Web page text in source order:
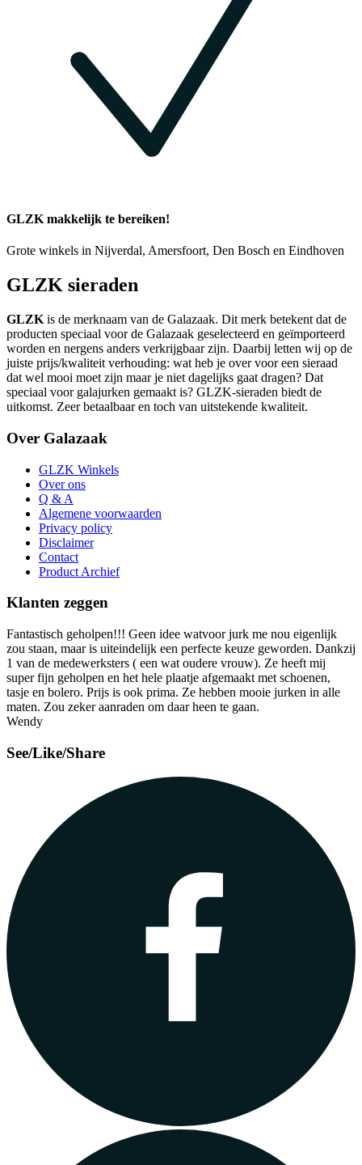
GLZK makkelijk te bereiken!
Grote winkels in Nijverdal, Amersfoort, Den Bosch en Eindhoven
GLZK sieraden
GLZK is de merknaam van de Galazaak. Dit merk betekent dat de
producten speciaal voor de Galazaak geselecteerd en geïmporteerd
worden en nergens anders verkrijgbaar zijn. Daarbij letten wij op de
juiste prijs/kwaliteit verhouding: wat heb je over voor een sieraad
dat wel mooi moet zijn maar je niet dagelijks gaat dragen? Dat
speciaal voor galajurken gemaakt is? GLZK-sieraden biedt de
uitkomst. Zeer betaalbaar en toch van uitstekende kwaliteit.
Over Galazaak
GLZK Winkels
Over ons
Q & A
Algemene voorwaarden
Privacy policy
Disclaimer
Contact
Product Archief
Klanten zeggen
Fantastisch geholpen!!! Geen idee watvoor jurk me nou eigenlijk
zou staan, maar is uiteindelijk een perfecte keuze geworden. Dankzij
1 van de medewerksters ( een wat oudere vrouw). Ze heeft mij
super fijn geholpen en het hele plaatje afgemaakt met schoenen,
tasje en bolero. Prijs is ook prima. Ze hebben mooie jurken in alle
maten. Zou zeker aanraden om daar heen te gaan.
Wendy
See/Like/Share